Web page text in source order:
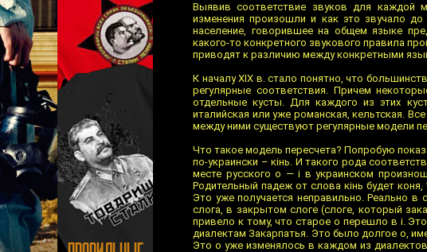
Выявив соответствие звуков для каждой
изменения произошли и как это звучало
население, говорившее на общем языке
какого-то конкретного звукового правила
приводят к различию между конкретными
К началу XIX в. стало понятно, что
регулярные соответствия. Причем
отдельные кусты. Для каждого из этих
италийская или уже романская, кельтская.
между ними существуют регулярные модели
Что такое модель пересчета? Попробую
по-украински – кiнь. И такого рода
месте русского о — i в украинском
Родительный падеж от слова кiнь будет
Это уже получается неправильно. Реально в
слога, в закрытом слоге (слоге, который
привело к тому, что старое о перешло в i.
диалектам Закарпатья. Это было долгое о,
Это о уже изменялось в каждом из